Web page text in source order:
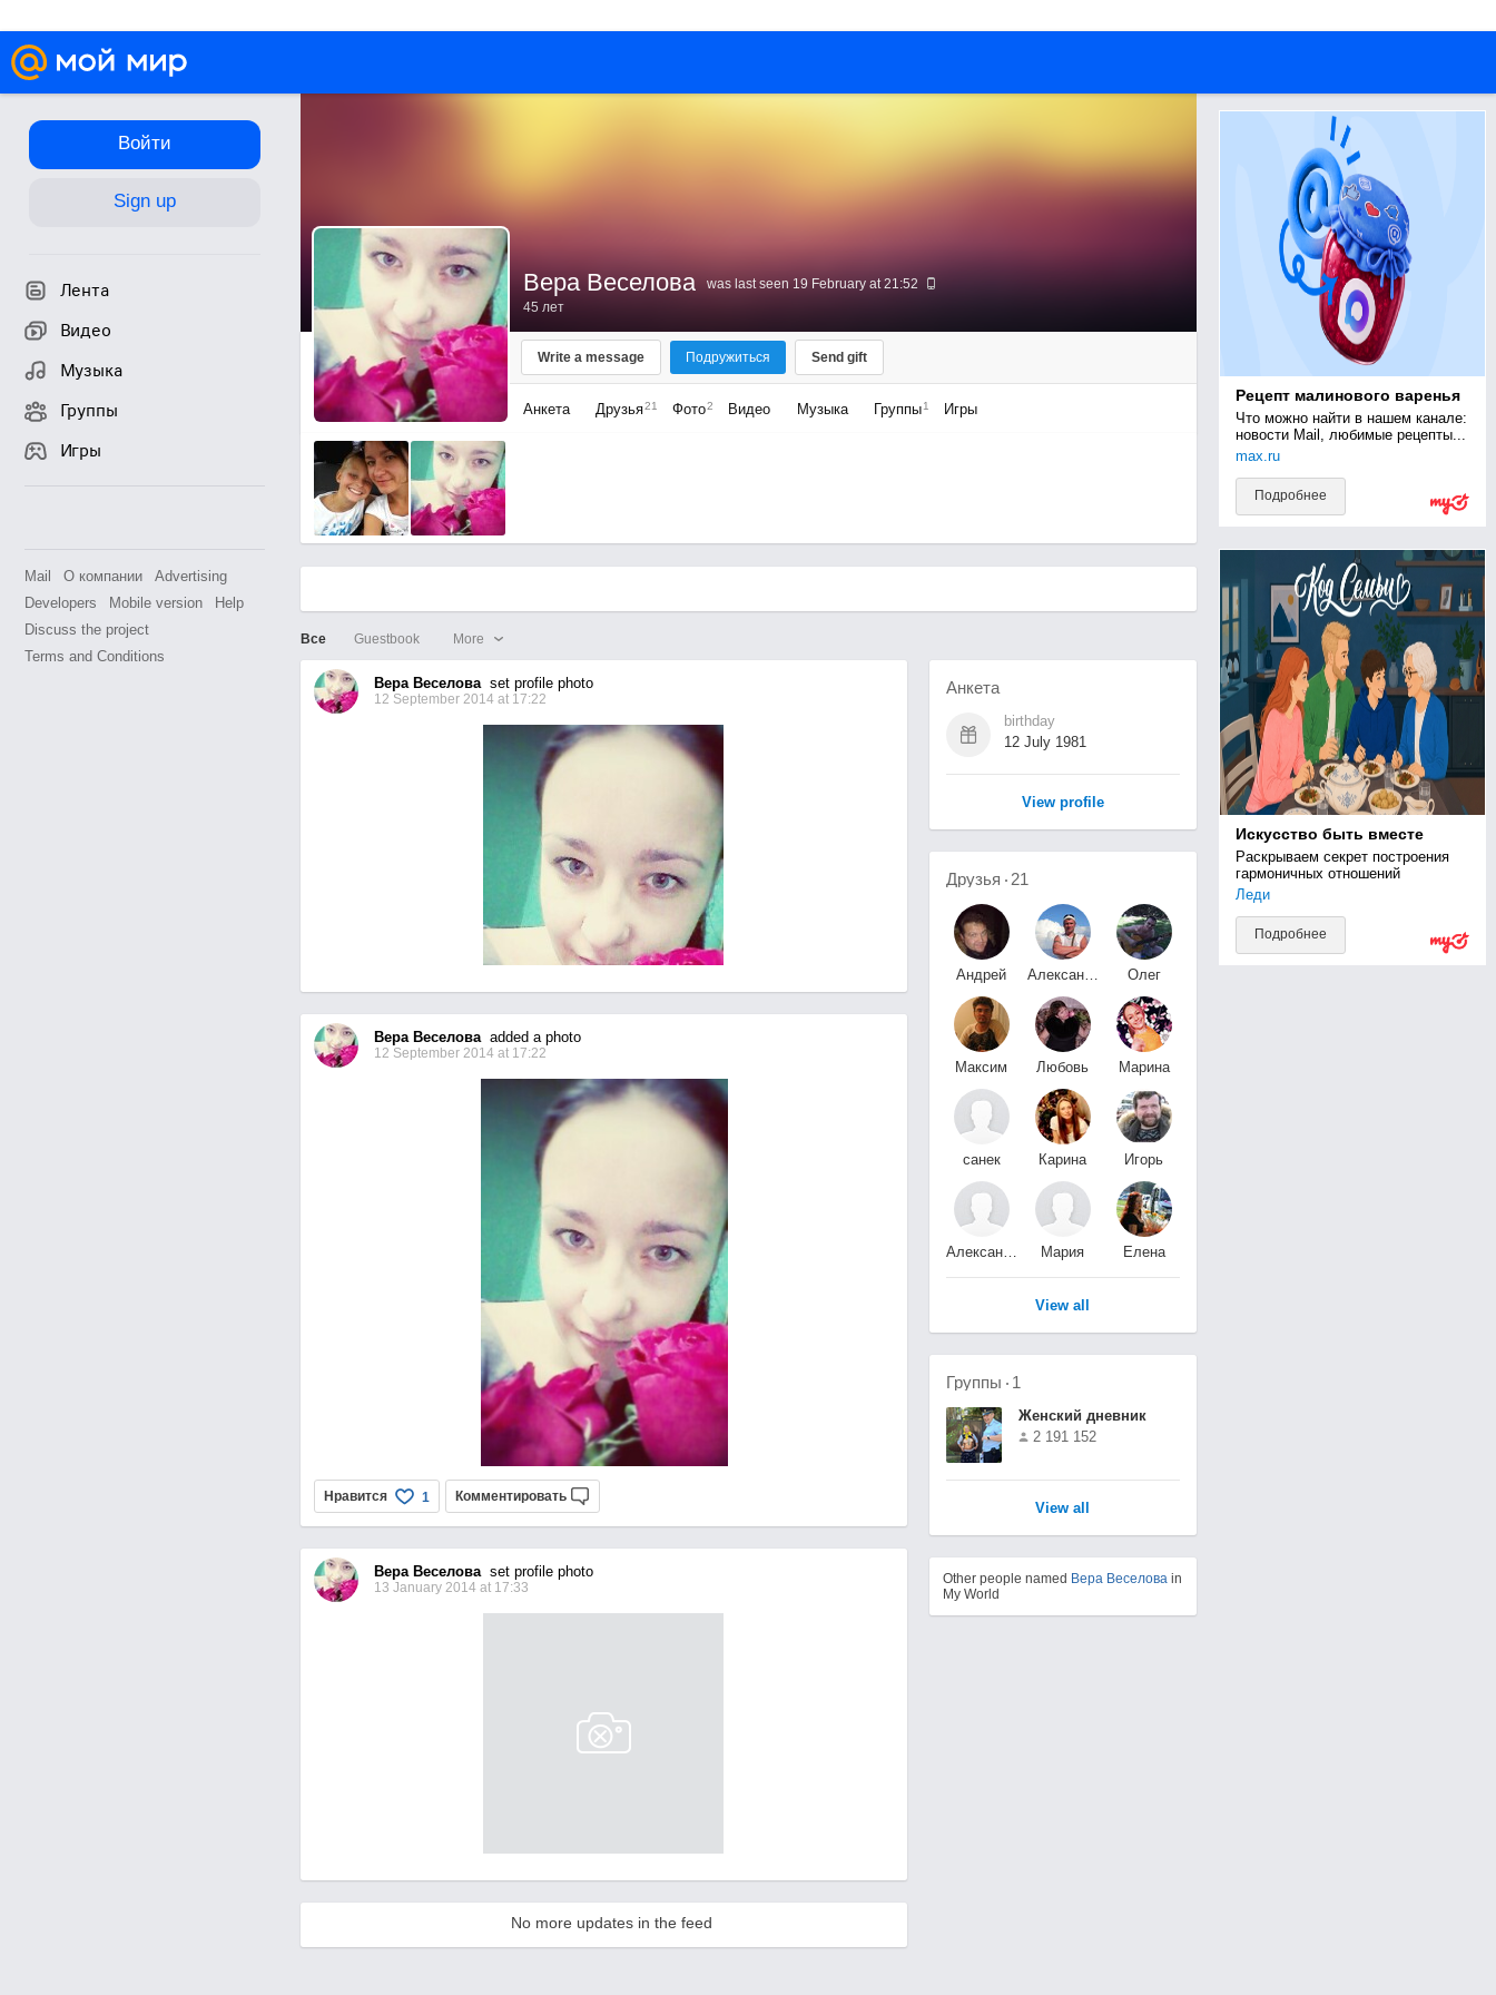
Войти
Sign up
Лента
Видео
Музыка
Группы
Игры
Mail О компании
Advertising
Developers
Mobile version
Help
Discuss the project
Terms and Conditions
Вера Веселова
was last seen 19 February at 21:52
45 лет
Write a message Подружиться Send gift
Анкета Друзья21 Фото2 Видео Музыка Группы 1 Игры
Все Guestbook More
Вера Веселоваset profile photo
12 September 2014 at 17:22
Вера Веселоваadded a photo
12 September 2014 at 17:22
Нравится 1 Комментировать
Вера Веселоваset profile photo
13 January 2014 at 17:33
No more updates in the feed
Анкета
birthday
12 July 1981
View profile
Рецепт малинового варенья
Что можно найти в нашем канале:
новости Mail, любимые рецепты...
max.ru
Подробнее
Искусство быть вместе
Раскрываем секрет построения
гармоничных отношений
Леди
Подробнее
Друзья 21
Андрей
Александр
Олег
Максим
Любовь
Марина
санек
Карина
Игорь
Александр
Мария
Елена
View all
Группы 1
Женский дневник
2 191 152
View all
Other people named Вера Веселоваin
My World